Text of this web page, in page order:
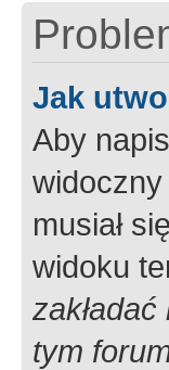
Jak
Aby
musiał
widoku
tym